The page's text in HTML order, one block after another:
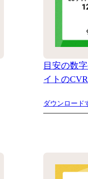
目安の数
イトの
ダウンロード